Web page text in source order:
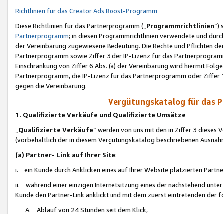
Richtlinien für das Creator Ads Boost-Programm
Diese Richtlinien für das Partnerprogramm („Programmrichtlinien“)
Partnerprogramm; in diesen Programmrichtlinien verwendete und
der Vereinbarung zugewiesene Bedeutung. Die Rechte und Pflichten
Partnerprogramm sowie Ziffer 3 der IP-Lizenz für das
Einschränkung von Ziffer 6 Abs. (a) der Vereinbarung wird hiermit
Partnerprogramm, die IP-Lizenz für das Partnerprogramm oder
gegen die Vereinbarung.
Vergütungskatalog für das
1. Qualifizierte Verkäufe und Qualifizierte Umsätze
Qualifizierte Verkäufe“ werden von uns mit den in Ziffer 3
(vorbehaltlich der in diesem Vergütungskatalog beschriebenen
(a) Partner- Link auf Ihrer Site:
i. ein Kunde durch Anklicken eines auf Ihrer Website platzierten
ii. während einer einzigen Internetsitzung eines der nachstehend
Kunde den Partner-Link anklickt und mit dem zuerst eintretenden der
A. Ablauf von 24 Stunden seit dem Klick,